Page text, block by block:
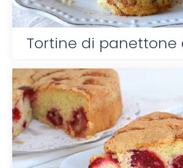
Tortine di panettone